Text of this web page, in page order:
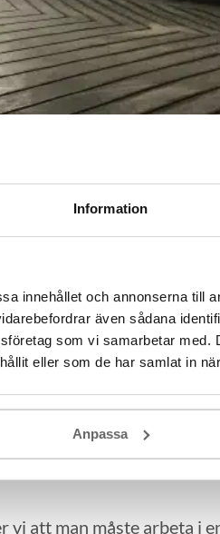
Information
innehållet och annonserna till
även sådana
som vi samarbetar
eller som de har samlat in
Anpassa
i olika
i ett stort garage
dess närområde. Vi utför
bostad eller offentliga
vi att man måste arbeta i